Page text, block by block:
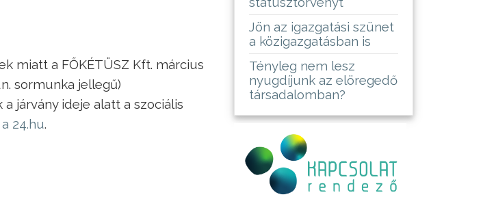
miatt a FŐKÉTÜSZ Kft. március
sormunka jellegű)
járvány ideje alatt a szociális
24.hu.
Jön az igazgatási szünet
a közigazgatásban is
Tényleg nem lesz
nyugdíjunk az elöregedő
társadalomban?